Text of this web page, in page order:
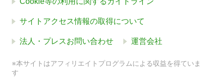
サイトアクセス情報の取得について
法人・プレスお問い合わせ 運営会社
※本サイトはアフィリエイトプログラムによる収益を得ていま
す